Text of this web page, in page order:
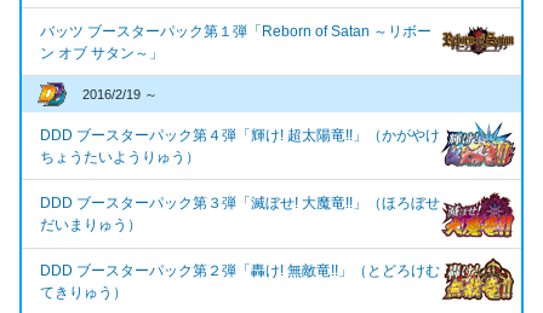
バッツ ブースターパック第１弾「Reborn of Satan ～リボー
ン オブ サタン～」
2016/2/19 ～
DDD ブースターパック第４弾「輝け! 超太陽竜!!」（かがやけ
ちょうたいようりゅう）
DDD ブースターパック第３弾「滅ぼせ! 大魔竜!!」（ほろぼせ
だいまりゅう）
DDD ブースターパック第２弾「轟け! 無敵竜!!」（とどろけむ
てきりゅう）